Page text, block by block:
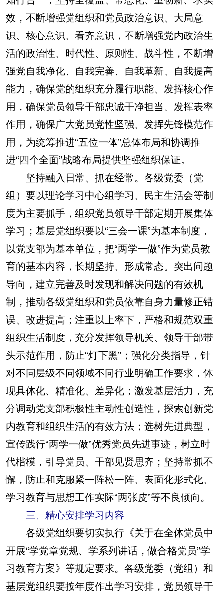
效，不断增强党组织和党员政治意识、大局意
识、核心意识、看齐意识，不断增强党内政治生
活的政治性、时代性、原则性、战斗性，不断增
强党自我净化、自我完善、自我革新、自我提高
能力，确保党的组织充分履行职能、发挥核心作
用，确保党员领导干部忠诚干净担当、发挥表率
作用，确保广大党员党性坚强、发挥先锋模范作
用，为统筹推进“五位一体”总体布局和协调推
进“四个全面”战略布局提供坚强组织保证。
坚持融入日常、抓在经常。各级党委（党
组）要以理论学习中心组学习、民主生活会等制
度为主要抓手，组织党员领导干部定期开展集体
学习；基层党组织要以“三会一课”为基本制度，
以党支部为基本单位，把“两学一做”作为党员教
育的基本内容，长期坚持、形成常态。突出问题
导向，建立完善及时发现和解决问题的有效机
制，推动各级党组织和党员依靠自身力量修正错
误、改进提高；注重以上率下，严格和规范双重
组织生活制度，充分发挥领导机关、领导干部带
头示范作用，防止“灯下黑”；强化分类指导，针
对不同层级不同领域不同行业明确工作要求，体
现具体化、精准化、差异化；激发基层活力，充
分调动党支部积极性主动性创造性，探索创新党
内教育和组织生活的有效方法；选树先进典型，
宣传践行“两学一做”优秀党员先进事迹，树立时
代楷模，引导党员、干部见贤思齐；坚持常抓不
懈，防止和克服紧一阵松一阵、表面化形式化、
学习教育与思想工作实际“两张皮”等不良倾向。
三、精心安排学习内容
各级党组织要切实执行《关于在全体党员中
开展“学党章党规、学系列讲话，做合格党员”学
习教育方案》等规定要求。各级党委（党组）和
基层党组织要按年度作出学习安排，党员领导干